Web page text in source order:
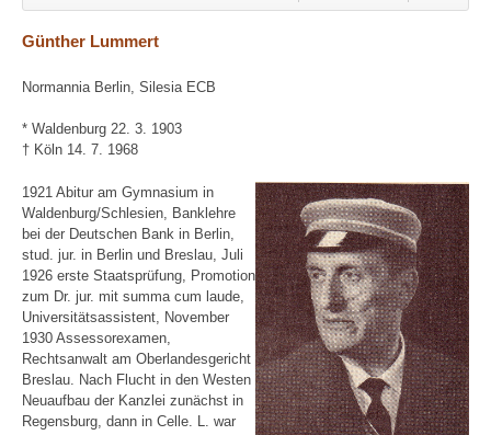
Günther Lummert
Normannia Berlin, Silesia ECB
* Waldenburg 22. 3. 1903
† Köln 14. 7. 1968
1921 Abitur am Gymnasium in
Waldenburg/Schlesien, Banklehre
bei der Deutschen Bank in Berlin,
stud. jur. in Berlin und Breslau, Juli
1926 erste Staatsprüfung, Promotion
zum Dr. jur. mit summa cum laude,
Universitätsassistent, November
1930 Assessorexamen,
Rechtsanwalt am Oberlandesgericht
Breslau. Nach Flucht in den Westen
Neuaufbau der Kanzlei zunächst in
Regensburg, dann in Celle. L. war